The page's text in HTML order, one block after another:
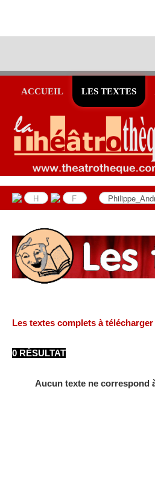
ACCUEIL LES TEXTES
Les textes complets à télécharger
0 RÉSULTAT
Aucun texte ne correspond